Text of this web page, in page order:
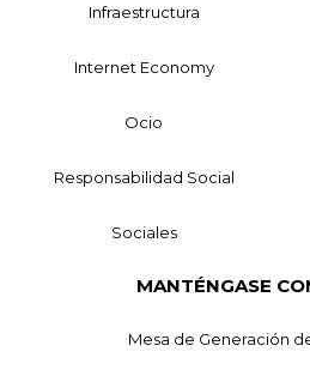
Infraestructura
Internet Economy
Ocio
Responsabilidad Social
Sociales
MANTÉNGASE
Mesa de Generación